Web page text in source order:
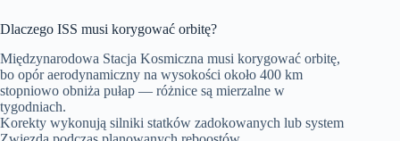
Dlaczego ISS musi korygować orbitę?
Międzynarodowa Stacja Kosmiczna musi korygować orbitę,
bo opór aerodynamiczny na wysokości około 400 km
stopniowo obniża pułap — różnice są mierzalne w
tygodniach.
Korekty wykonują silniki statków zadokowanych lub system